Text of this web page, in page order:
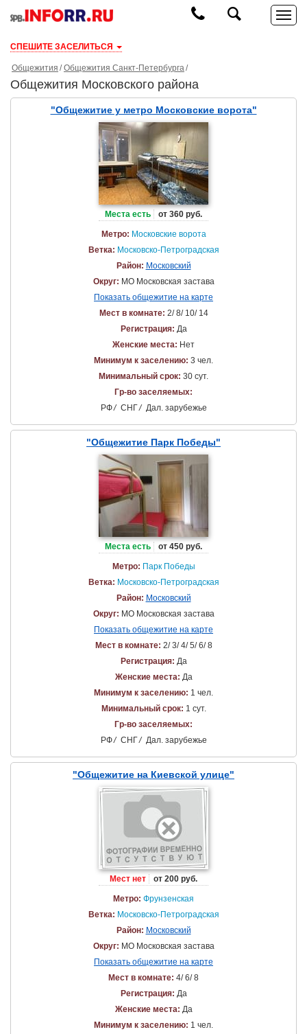
СПЕШИТЕ ЗАСЕЛИТЬСЯ
Общежития Общежития Санкт-Петербурга
Общежития Московского района
"Общежитие у метро Московские ворота"
Места есть от 360 руб.
Метро: Московские ворота
Ветка: Московско-Петроградская
Район: Московский
Округ: МО Московская застава
Показать общежитие на карте
Мест в комнате: 2/ 8/ 10/ 14
Регистрация: Да
Женские места: Нет
Минимум к заселению: 3 чел.
Минимальный срок: 30 сут.
Гр-во заселяемых:
РФ/ СНГ/ Дал. зарубежье
"Общежитие Парк Победы"
Места есть от 450 руб.
Метро: Парк Победы
Ветка: Московско-Петроградская
Район: Московский
Округ: МО Московская застава
Показать общежитие на карте
Мест в комнате: 2/ 3/ 4/ 5/ 6/ 8
Регистрация: Да
Женские места: Да
Минимум к заселению: 1 чел.
Минимальный срок: 1 сут.
Гр-во заселяемых:
РФ/ СНГ/ Дал. зарубежье
"Общежитие на Киевской улице"
Мест нет от 200 руб.
Метро: Фрунзенская
Ветка: Московско-Петроградская
Район: Московский
Округ: МО Московская застава
Показать общежитие на карте
Мест в комнате: 4/ 6/ 8
Регистрация: Да
Женские места: Да
Минимум к заселению: 1 чел.